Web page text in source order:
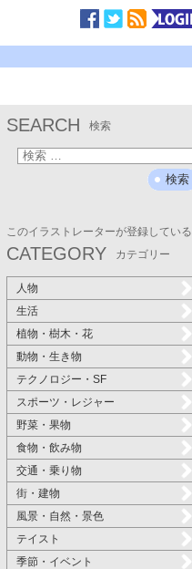
SEARCH 検索
このイラストレーターが登録している
CATEGORY カテゴリー
人物
生活
植物・樹木・花
動物・生き物
テクノロジー・SF
スポーツ・レジャー
野菜・果物
食物・飲み物
交通・乗り物
街・建物
風景・自然・景色
テイスト
季節・イベント